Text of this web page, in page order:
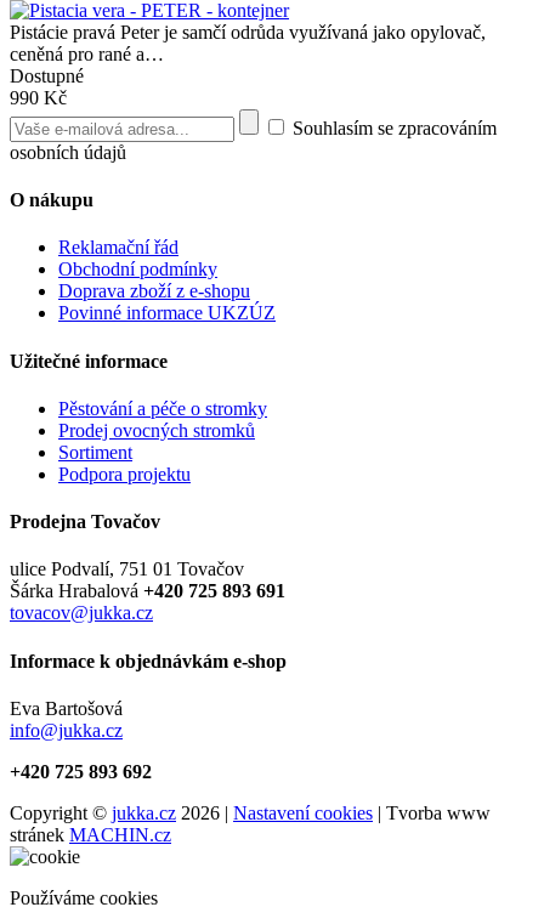
Pistácie pravá Peter je samčí odrůda využívaná jako opylovač,
ceněná pro rané a…
Dostupné
990 Kč
Souhlasím se zpracováním
osobních údajů
O nákupu
Reklamační řád
Obchodní podmínky
Doprava zboží z e-shopu
Povinné informace UKZÚZ
Užitečné informace
Pěstování a péče o stromky
Prodej ovocných stromků
Sortiment
Podpora projektu
Prodejna Tovačov
ulice Podvalí, 751 01 Tovačov
Šárka Hrabalová +420 725 893 691
tovacov@jukka.cz
Informace k objednávkám e-shop
Eva Bartošová
info@jukka.cz
+420 725 893 692
Copyright © jukka.cz 2026 | Nastavení cookies | Tvorba www
stránek MACHIN.cz
Používáme cookies